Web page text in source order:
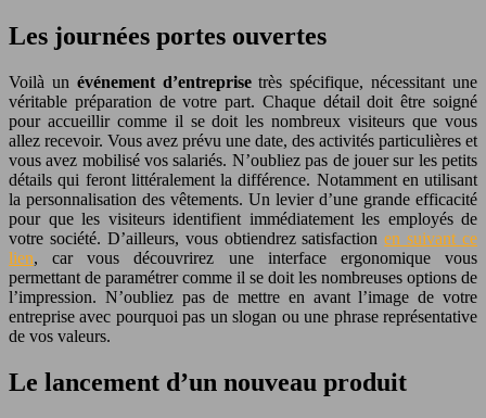
Les journées portes ouvertes
Voilà un événement d’entreprisetrès spécifique, nécessitant une
véritable préparation de votre part. Chaque détail doit être soigné
pour accueillir comme il se doit les nombreux visiteurs que vous
allez recevoir. Vous avez prévu une date, des activités particulières et
vous avez mobilisé vos salariés. N’oubliez pas de jouer sur les petits
détails qui feront littéralement la différence. Notamment en utilisant
la personnalisation des vêtements. Un levier d’une grande efficacité
pour que les visiteurs identifient immédiatement les employés de
votre société. D’ailleurs, vous obtiendrez satisfactionen suivant ce
lien, car vous découvrirez une interface ergonomique vous
permettant de paramétrer comme il se doit les nombreuses options de
l’impression. N’oubliez pas de mettre en avant l’image de votre
entreprise avec pourquoi pas un slogan ou une phrase représentative
de vos valeurs.
Le lancement d’un nouveau produit